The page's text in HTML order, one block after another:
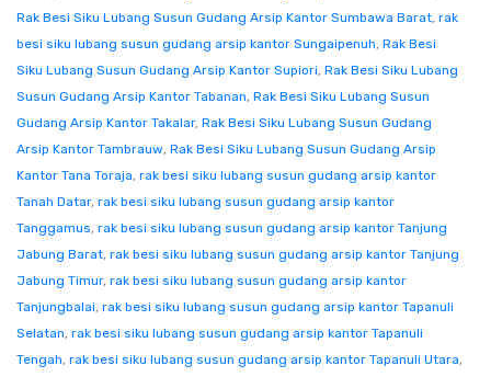
Rak Besi Siku Lubang Susun Gudang Arsip Kantor Sumbawa Barat, rak
besi siku lubang susun gudang arsip kantor Sungaipenuh, Rak Besi
Siku Lubang Susun Gudang Arsip Kantor Supiori, Rak Besi Siku Lubang
Susun Gudang Arsip Kantor Tabanan, Rak Besi Siku Lubang Susun
Gudang Arsip Kantor Takalar, Rak Besi Siku Lubang Susun Gudang
Arsip Kantor Tambrauw, Rak Besi Siku Lubang Susun Gudang Arsip
Kantor Tana Toraja, rak besi siku lubang susun gudang arsip kantor
Tanah Datar, rak besi siku lubang susun gudang arsip kantor
Tanggamus, rak besi siku lubang susun gudang arsip kantor Tanjung
Jabung Barat, rak besi siku lubang susun gudang arsip kantor Tanjung
Jabung Timur, rak besi siku lubang susun gudang arsip kantor
Tanjungbalai, rak besi siku lubang susun gudang arsip kantor Tapanuli
Selatan, rak besi siku lubang susun gudang arsip kantor Tapanuli
Tengah, rak besi siku lubang susun gudang arsip kantor Tapanuli Utara,